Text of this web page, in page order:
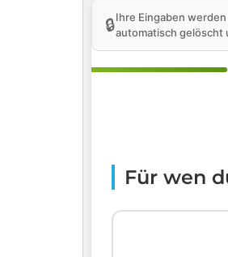
🔒Ihre Eingaben
automatisch gelöscht
Für wen